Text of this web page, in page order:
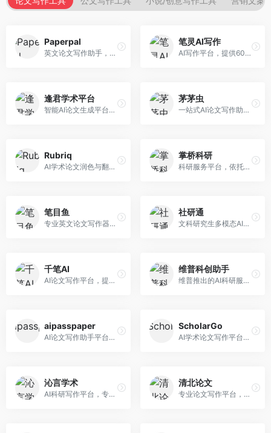
Paperpal
英文论文写作助手，专注于学术英语润色。面向需要发表国际期刊的研究者，提供语法检查、学术表达优化、格式规范等服务，英语表达地道专业。
笔灵AI写作
AI写作平台，提供600+写作模板。面向学生、职场人士和内容创作者，支持论文、公文、营销文案等多种文体，模板丰富，一键生成，写作效率大幅提升。
逢君学术平台
智能AI论文生成平台，支持查重检测。面向高校学生和研究人员，提供论文选题、内容生成、查重修改等一站式服务，学术写作流程完整。
茅茅虫
一站式AI论文写作助手，覆盖学术写作全场景。面向高校学生和科研人员，提供开题报告、文献综述、论文正文等写作服务，支持多学科多类型论文，操作简便。
Rubriq
AI学术论文润色与翻译平台。面向国际期刊投稿者，提供论文润色、翻译、格式调整等服务，支持多语言，学术表达专业规范。
掌桥科研
科研服务平台，依托3亿+真实文献数据库。面向学术研究者和学生，提供文献检索、论文写作、科研数据分析等服务，文献资源丰富，学术支持专业。
笔目鱼
专业英文论文写作器，支持学术论文全流程。面向留学生和国际期刊投稿者，提供英文论文撰写、润色、格式调整等服务，学术英语表达规范。
社研通
文科研究生多模态AI学术写作平台。面向文科研究生和社科研究者，提供文献综述、理论分析、定性研究辅助等服务，文科研究方法论支持完善。
千笔AI
AI论文写作平台，提供无限改稿服务。面向高校学生和学术研究者，支持论文选题、大纲生成、内容撰写、查重修改等全流程服务，改稿次数不限，服务质量有保障。
维普科创助手
维普推出的AI科研服务平台，整合学术资源与智能写作。面向科研人员和高校师生，提供文献检索、论文写作、查重检测等一站式服务，学术资源权威可靠。
aipasspaper
AI论文写作助手平台，提供智能化的学术写作支持。面向大学生和研究人员，支持多种学科论文生成，提供参考文献管理和格式规范服务，写作效率高。
ScholarGo
AI学术论文写作平台，专注于理工科领域的逻辑构建。面向理工科研究生和科研工作者，提供公式编辑、数据分析、论文结构优化等服务，理工科写作逻辑严谨。
沁言学术
AI科研写作平台，专注于学术研究辅助。面向研究生和科研工作者，提供文献分析、研究方法指导、论文撰写等服务，学术资源丰富，研究支持全面。
清北论文
专业论文写作平台，依托高校学术资源。面向本科生和研究生，提供论文指导、写作辅助、查重检测等服务，学术规范性强，适合追求高质量论文的用户。